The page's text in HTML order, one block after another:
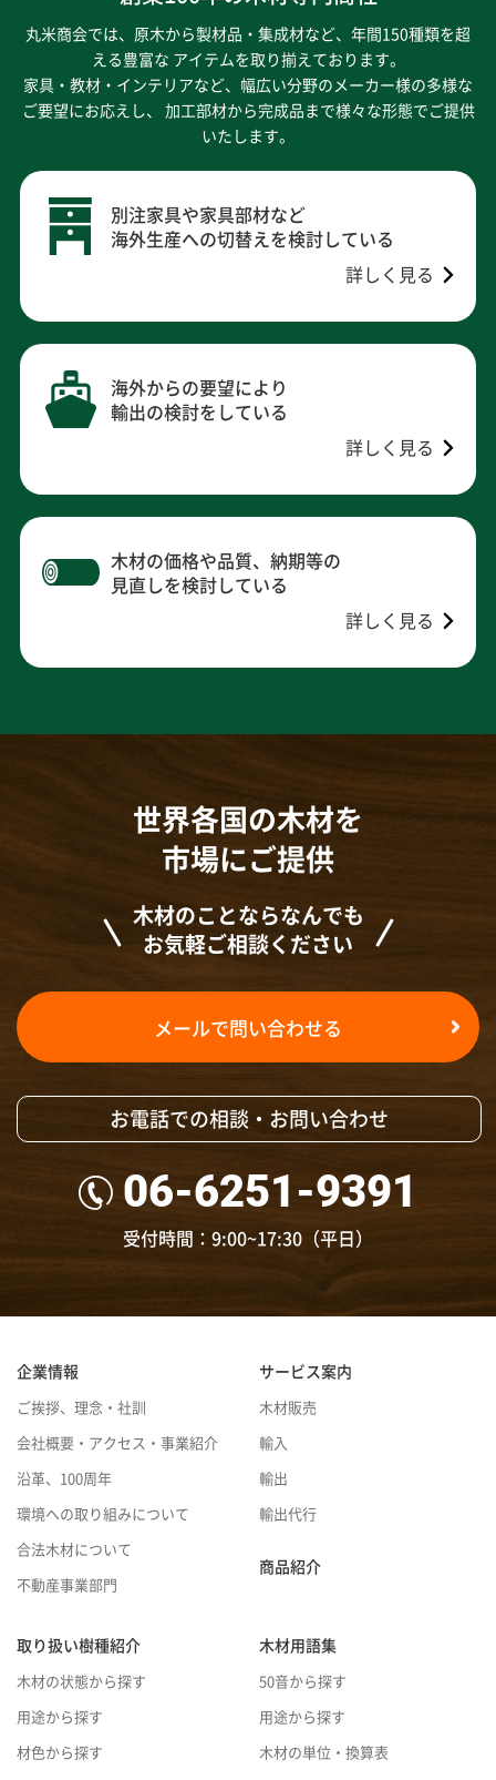
丸米商会では、原木から製材品・集成材など、年間150種類を超
える豊富な アイテムを取り揃えております。
家具・教材・インテリアなど、幅広い分野のメーカー様の多様な
ご要望にお応えし、
加工部材から完成品まで様々な形態でご提供
いたします。
別注家具や家具部材など
海外生産への切替えを検討している
詳しく見る
海外からの要望により
輸出の検討をしている
詳しく見る
木材の価格や品質、納期等の
見直しを検討している
詳しく見る
世界各国の木材を
市場にご提供
木材のことならなんでも
お気軽ご相談ください
お電話での相談・お問い合わせ
06-6251-9391
受付時間：9:00~17:30（平日）
メールで問い合わせる
企業情報
ご挨拶、理念・社訓
会社概要・アクセス・事業紹介
沿革、100周年
環境への取り組みについて
合法木材について
不動産事業部門
サービス案内
木材販売
輸入
輸出
輸出代行
商品紹介
取り扱い樹種紹介
木材の状態から探す
用途から探す
材色から探す
木材用語集
50音から探す
用途から探す
木材の単位・換算表